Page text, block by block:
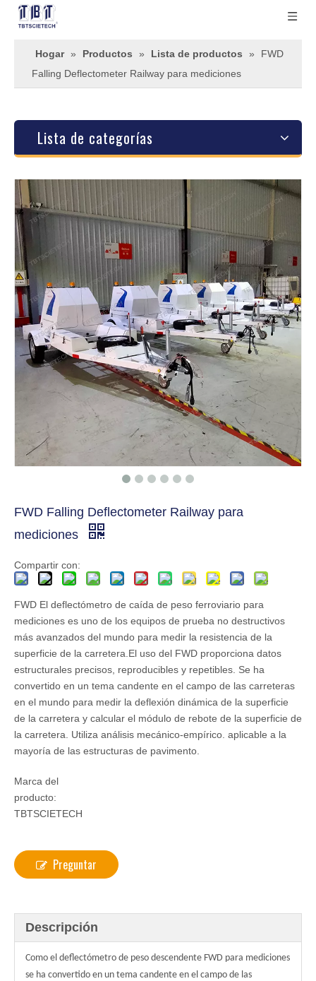
Hogar » Productos » Lista de productos »
FWD
Falling Deflectometer Railway para mediciones
Lista de categorías
FWD Falling Deflectometer Railway para
mediciones
Compartir con:
FWD El deflectómetro de caída de peso ferroviario para
mediciones es uno de los equipos de prueba no destructivos
más avanzados del mundo para medir la resistencia de la
superficie de la carretera.El uso del FWD proporciona datos
estructurales precisos, reproducibles y repetibles. Se ha
convertido en un tema candente en el campo de las carreteras
en el mundo para medir la deflexión dinámica de la superficie
de la carretera y calcular el módulo de rebote de la superficie de
la carretera. Utiliza análisis mecánico-empírico. aplicable a la
mayoría de las estructuras de pavimento.
Marca del
producto:
TBTSCIETECH
Preguntar
Descripción
Como el deflectómetro de peso descendente FWD para mediciones
se ha convertido en un tema candente en el campo de las